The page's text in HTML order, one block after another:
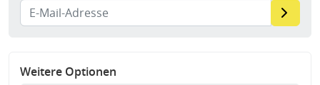
Weitere Optionen